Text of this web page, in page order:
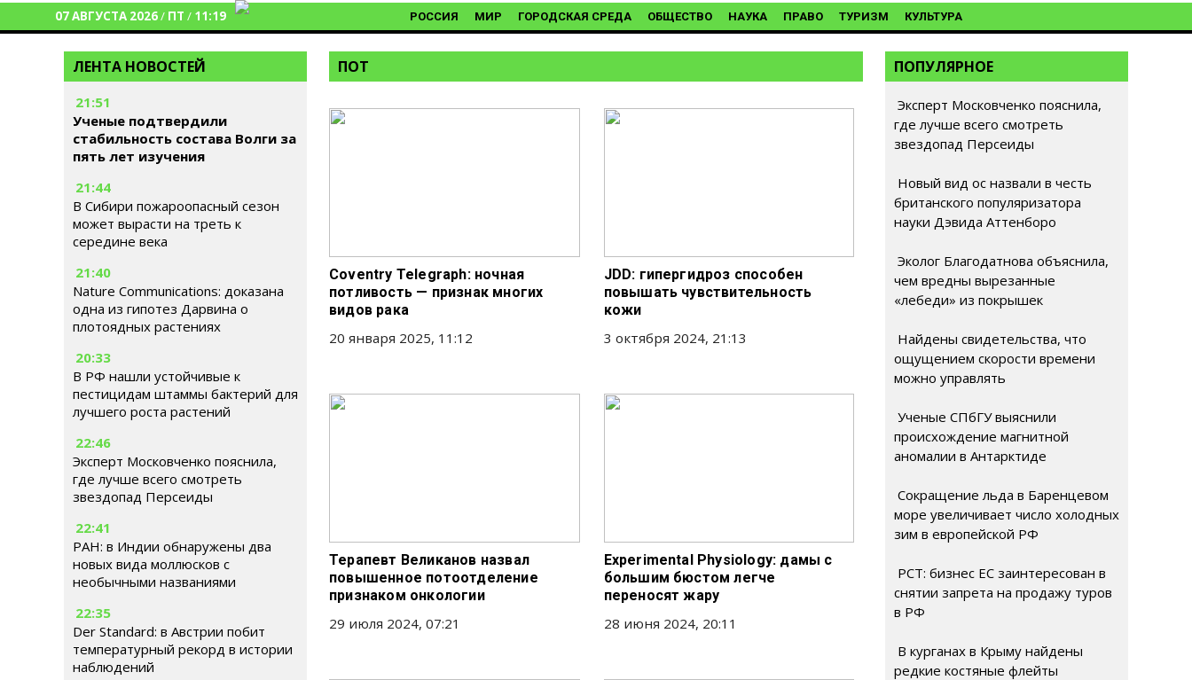
07 АВГУСТА 2026/ ПТ / 11:19 РОССИЯ МИР ГОРОДСКАЯ СРЕДА ОБЩЕСТВО НАУКА ПРАВО ТУРИЗМ КУЛЬТУРА
ЛЕНТА НОВОСТЕЙ
21:51
Ученые подтвердили
стабильность состава Волги за
пять лет изучения
21:44
В Сибири пожароопасный сезон
может вырасти на треть к
середине века
21:40
Nature Communications: доказана
одна из гипотез Дарвина о
плотоядных растениях
20:33
В РФ нашли устойчивые к
пестицидам штаммы бактерий для
лучшего роста растений
22:46
Эксперт Московченко пояснила,
где лучше всего смотреть
звездопад Персеиды
22:41
РАН: в Индии обнаружены два
новых вида моллюсков с
необычными названиями
22:35
Der Standard: в Австрии побит
температурный рекорд в истории
наблюдений
ПОТ
Coventry Telegraph: ночная
потливость — признак многих
видов рака
20 января 2025, 11:12
JDD: гипергидроз способен
повышать чувствительность
кожи
3 октября 2024, 21:13
Терапевт Великанов назвал
повышенное потоотделение
признаком онкологии
29 июля 2024, 07:21
Experimental Physiology: дамы с
большим бюстом легче
переносят жару
28 июня 2024, 20:11
ПОПУЛЯРНОЕ
Эксперт Московченко пояснила,
где лучше всего смотреть
звездопад Персеиды
Новый вид ос назвали в честь
британского популяризатора
науки Дэвида Аттенборо
Эколог Благодатнова объяснила,
чем вредны вырезанные
«лебеди» из покрышек
Найдены свидетельства, что
ощущением скорости времени
можно управлять
Ученые СПбГУ выяснили
происхождение магнитной
аномалии в Антарктиде
Сокращение льда в Баренцевом
море увеличивает число холодных
зим в европейской РФ
РСТ: бизнес ЕС заинтересован в
снятии запрета на продажу туров
в РФ
В курганах в Крыму найдены
редкие костяные флейты